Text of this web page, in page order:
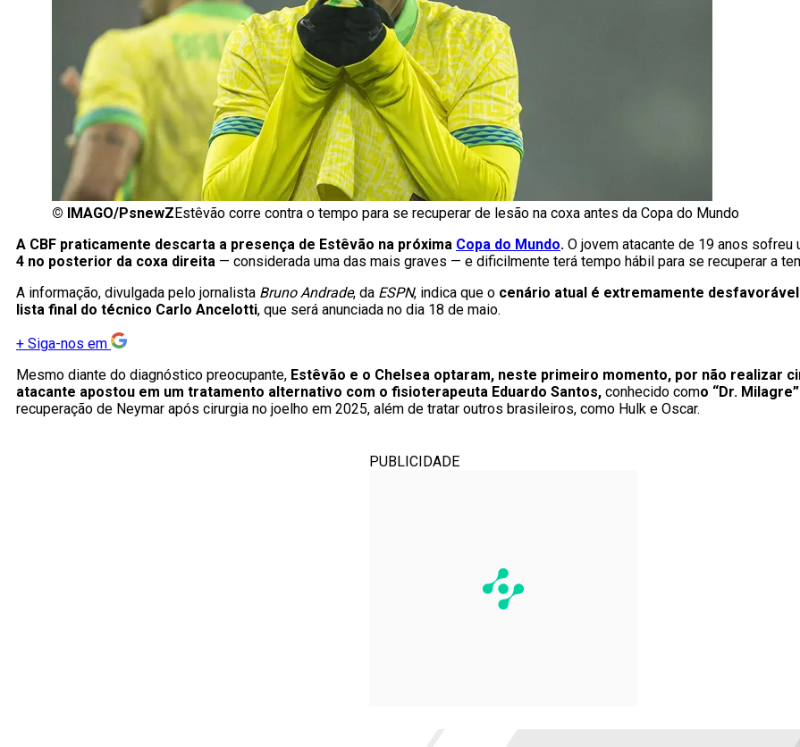
© IMAGO/PsnewZ Estêvão corre contra o tempo para se recuperar de lesão na coxa antes da Copa do Mundo
A CBF praticamente descarta a presença de Estêvão na próxima Copa do Mundo. O jovem atacante de 19 anos sofreu
4 no posterior da coxa direita — considerada uma das mais graves — e dificilmente terá tempo hábil para se recuperar a
A informação, divulgada pelo jornalista Bruno Andrade, da ESPN, indica que o cenário atual é extremamente
lista final do técnico Carlo Ancelotti, que será anunciada no dia 18 de maio.
+ Siga-nos em
Mesmo diante do diagnóstico preocupante, Estêvão e o Chelsea optaram, neste primeiro momento, por não realizar
atacante apostou em um tratamento alternativo com o fisioterapeuta Eduardo Santos, conhecido como “Dr. Milagre”
recuperação de Neymar após cirurgia no joelho em 2025, além de tratar outros brasileiros, como Hulk e Oscar.
PUBLICIDADE